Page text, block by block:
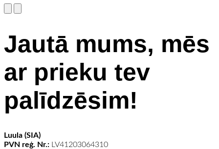
Jautā mums, mēs
ar prieku tev
palīdzēsim!
Luula (SIA)
PVN reģ. Nr.: LV41203064310